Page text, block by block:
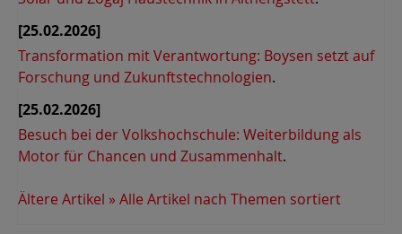
[25.02.2026]
Transformation mit Verantwortung: Boysen setzt auf
Forschung und Zukunftstechnologien.
[25.02.2026]
Besuch bei der Volkshochschule: Weiterbildung als
Motor für Chancen und Zusammenhalt.
Ältere Artikel » Alle Artikel nach Themen sortiert